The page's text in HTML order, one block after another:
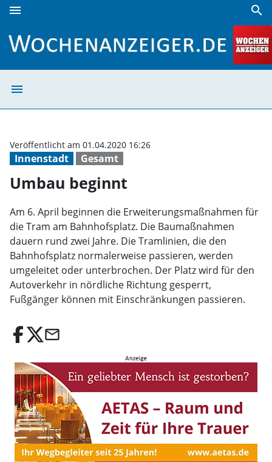
menu search
menu
Innenstadt Gesamt
Veröffentlicht am 01.04.2020 16:26
Umbau beginnt
Am 6. April beginnen die Erweiterungsmaßnahmen für
die Tram am Bahnhofsplatz. Die Baumaßnahmen
dauern rund zwei Jahre. Die Tramlinien, die den
Bahnhofsplatz normalerweise passieren, werden
umgeleitet oder unterbrochen. Der Platz wird für den
Autoverkehr in nördliche Richtung gesperrt,
Fußgänger können mit Einschränkungen passieren.
email